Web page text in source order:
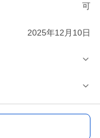
可
2025年12月10日